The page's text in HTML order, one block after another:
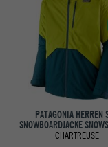
PATAGONIA HERREN
SNOWBOARDJACKE
CHARTREUSE